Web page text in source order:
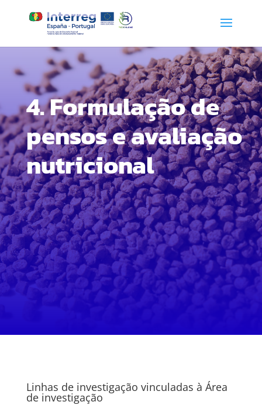
4. Formulação de
pensos e avaliação
nutricional
Linhas de investigação vinculadas à Área
de investigação